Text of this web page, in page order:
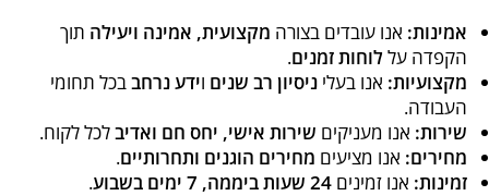
אמינות: אנו עובדים בצורה מקצועית, אמינה ויעילה תוך
הקפדה עללוחות זמנים.
מקצועיות: אנו בעלי ניסיון רב שנים וידע נרחבבכל תחומי
העבודה.
שירות: אנו מעניקים שירות אישי, יחס חם ואדיבלכל לקוח.
מחירים: אנו מציעים מחירים הוגנים ותחרותיים.
זמינות: אנו זמינים 24 שעות ביממה, 7 ימים בשבוע
.